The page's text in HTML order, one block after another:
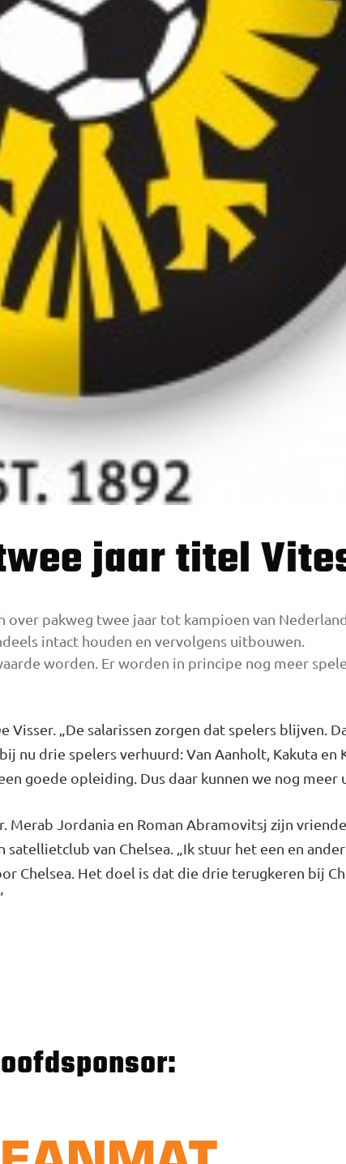
twee jaar titel
over pakweg twee jaar tot kampioen van
intact hou­den en vervolgens uitbouwen.
worden. Er wor­den in principe nog meer
Visser. „De salaris­sen zorgen dat spelers blijven.
nu drie spelers verhuurd: Van Aan­holt, Kakuta en
goede oplei­ding. Dus daar kunnen we nog meer
Merab Jordania en Roman Abramovitsj zijn
van Chelsea. „Ik stuur het een en
Chelsea. Het doel is dat die drie terugke­ren bij
Hoofdsponsor: